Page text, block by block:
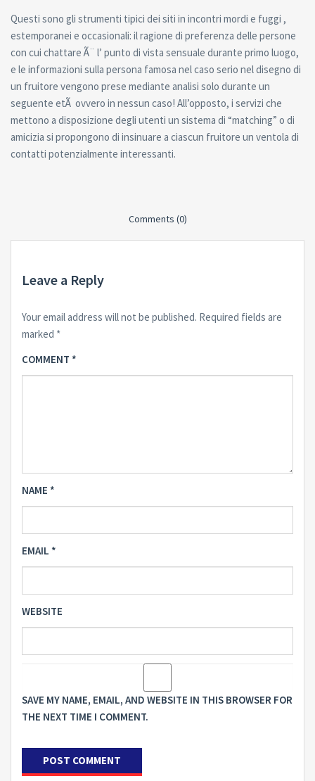
Questi sono gli strumenti tipici dei siti in incontri mordi e fuggi ,
estemporanei e occasionali: il ragione di preferenza delle persone
con cui chattare Ã¨ l’ punto di vista sensuale durante primo luogo,
e le informazioni sulla persona famosa nel caso serio nel disegno di
un fruitore vengono prese mediante analisi solo durante un
seguente etÃ ovvero in nessun caso! All’opposto, i servizi che
mettono a disposizione degli utenti un sistema di “matching” o di
amicizia si propongono di insinuare a ciascun fruitore un ventola di
contatti potenzialmente interessanti.
Comments (0)
Leave a Reply
Your email address will not be published. Required fields are
marked *
COMMENT *
NAME *
EMAIL *
WEBSITE
SAVE MY NAME, EMAIL, AND WEBSITE IN THIS BROWSER FOR
THE NEXT TIME I COMMENT.